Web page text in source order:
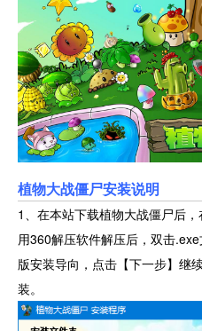
植物大战僵尸安装说明
1、在本站下载植物大战僵尸后
用360解压软件解压后，双击
版安装导向，点击【下一步】继
装。